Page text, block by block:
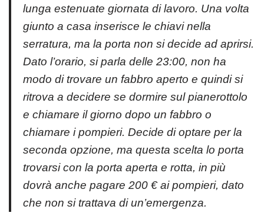
lunga estenuate giornata di lavoro. Una volta
giunto a casa inserisce le chiavi nella
serratura, ma la porta non si decide ad aprirsi.
Dato l’orario, si parla delle 23:00, non ha
modo di trovare un fabbro aperto e quindi si
ritrova a decidere se dormire sul pianerottolo
e chiamare il giorno dopo un fabbro o
chiamare i pompieri. Decide di optare per la
seconda opzione, ma questa scelta lo porta
trovarsi con la porta aperta e rotta, in più
dovrà anche pagare 200 € ai pompieri, dato
che non si trattava di un’emergenza.